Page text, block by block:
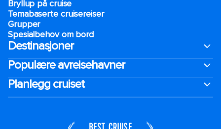
Bryllup på cruise
Temabaserte cruisereiser
Grupper
Spesialbehov om bord
Destinasjoner
Populære avreisehavner
Planlegg cruiset